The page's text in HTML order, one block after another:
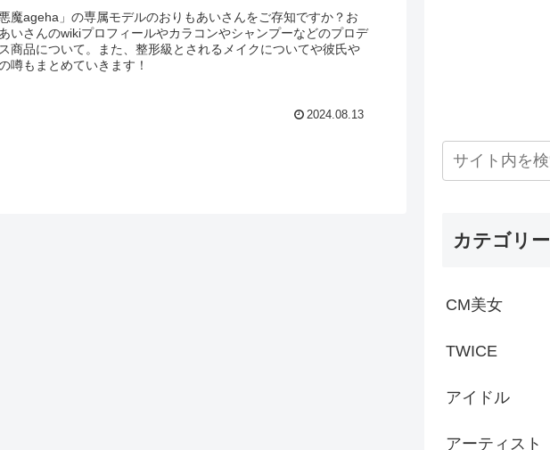
魔ageha」の専属モデルのおりもあいさんをご存知ですか？お
いさんのwikiプロフィールやカラコンやシャンプーなどのプロデ
商品について。また、整形級とされるメイクについてや彼氏や
噂もまとめていきます！
2024.08.13
カテゴリー
CM美女
TWICE
アイドル
アーティスト